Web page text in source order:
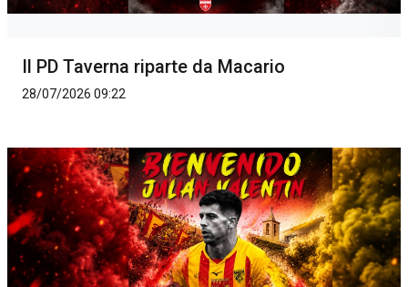
Il PD Taverna riparte da Macario
28/07/2026 09:22